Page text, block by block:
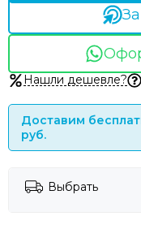
Нашли дешевле?
Доставим
руб.
Выбрать